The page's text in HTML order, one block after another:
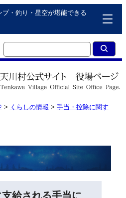
・釣り・星空が堪能できる
> くらしの情報 > 手当・控除に関す
給される手当に